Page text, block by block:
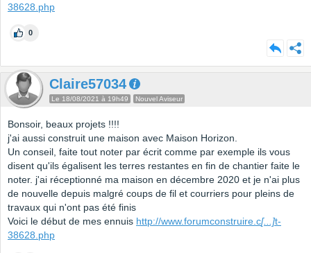
38628.php
0
Claire57034
Le 18/08/2021 à 19h49 Nouvel Aviseur
Bonsoir, beaux projets !!!!
j'ai aussi construit une maison avec Maison Horizon.
Un conseil, faite tout noter par écrit comme par exemple ils vous
disent qu'ils égalisent les terres restantes en fin de chantier faite le
noter. j'ai réceptionné ma maison en décembre 2020 et je n'ai plus
de nouvelle depuis malgré coups de fil et courriers pour pleins de
travaux qui n'ont pas été finis
Voici le début de mes ennuis http://www.forumconstruire.c[...]t-
38628.php